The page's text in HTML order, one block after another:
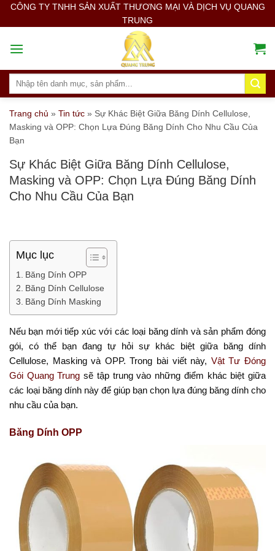
SkipCÔNG TY TNHH SẢN XUẤT THƯƠNG MẠI VÀ DỊCH VỤ QUANG
TRUNG
Search
Trang chủ » Tin tức » Sự Khác Biệt Giữa Băng Dính Cellulose,
Masking và OPP: Chọn Lựa Đúng Băng Dính Cho Nhu Cầu Của
Bạn
Sự Khác Biệt Giữa Băng Dính Cellulose,
Masking và OPP: Chọn Lựa Đúng Băng Dính
Cho Nhu Cầu Của Bạn
Mục lục
Băng Dính OPP
Băng Dính Cellulose
Băng Dính Masking
Nếu bạn mới tiếp xúc với các loại băng dính và sản phẩm đóng
gói, có thể bạn đang tự hỏi sự khác biệt giữa băng dính
Cellulose, Masking và OPP. Trong bài viết này, Vật Tư Đóng
Gói Quang Trung sẽ tập trung vào những điểm khác biệt giữa
các loại băng dính này để giúp bạn chọn lựa đúng băng dính cho
nhu cầu của bạn.
Băng Dính OPP